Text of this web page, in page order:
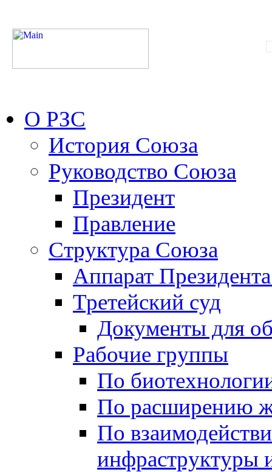
О РЗС
История Союза
Руководство Союза
Президент
Правление
Структура Союза
Аппарат
Третейский суд
Документы для
Рабочие группы
По
По расширению
По
инфраструктуры